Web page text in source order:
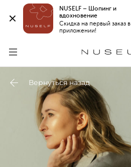
NUSELF – Шопинг и
вдохновение
Скидка на первый заказ в
приложении!
Вернуться назад